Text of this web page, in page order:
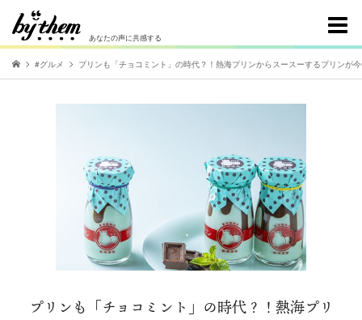
あなたの声に共感する
#グルメ プリンも「チョコミント」の時代？！熱海プリンからスースーするプリンが
プリンも「チョコミント」の時代？！熱海プリ